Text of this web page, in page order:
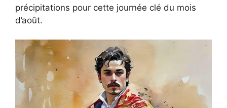
précipitations pour cette journée clé du mois
d’août.